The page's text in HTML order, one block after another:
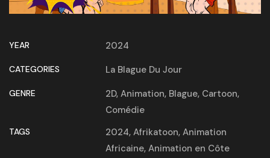
YEAR 2024
CATEGORIES La Blague Du Jour
GENRE 2D, Animation, Blague, Cartoon,
Comédie
TAGS 2024, Afrikatoon, Animation
Africaine, Animation en Côte